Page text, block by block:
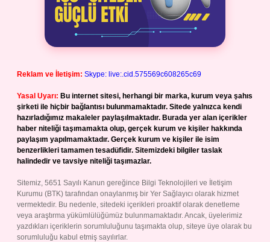
Reklam ve İletişim: Skype: live:.cid.575569c608265c69
Yasal Uyarı: Bu internet sitesi, herhangi bir marka, kurum veya şahıs
şirketi ile hiçbir bağlantısı bulunmamaktadır. Sitede yalnızca kendi
hazırladığımız makaleler paylaşılmaktadır. Burada yer alan içerikler
haber niteliği taşımamakta olup, gerçek kurum ve kişiler hakkında
paylaşım yapılmamaktadır. Gerçek kurum ve kişiler ile isim
benzerlikleri tamamen tesadüfidir. Sitemizdeki bilgiler taslak
halindedir ve tavsiye niteliği taşımazlar.
Sitemiz, 5651 Sayılı Kanun gereğince Bilgi Teknolojileri ve İletişim
Kurumu (BTK) tarafından onaylanmış bir Yer Sağlayıcı olarak hizmet
vermektedir. Bu nedenle, sitedeki içerikleri proaktif olarak denetleme
veya araştırma yükümlülüğümüz bulunmamaktadır. Ancak, üyelerimiz
yazdıkları içeriklerin sorumluluğunu taşımakta olup, siteye üye olarak bu
sorumluluğu kabul etmiş sayılırlar.